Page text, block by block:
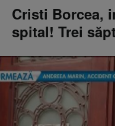
Cristi Borcea,
spital! Trei